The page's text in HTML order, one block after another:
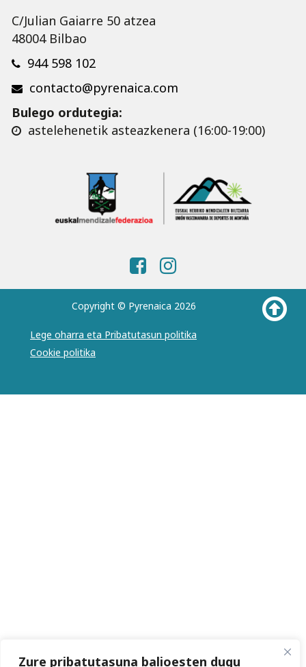
Zure pribatutasuna balioesten dugu
C/Julian Gaiarre 50 atzea
48004 Bilbao
944 598 102
contacto@pyrenaica.com
Bulego ordutegia:
astelehenetik asteazkenera (16:00-19:00)
Copyright © Pyrenaica 2026
Lege oharra eta Pribatutasun politika
Cookie politika